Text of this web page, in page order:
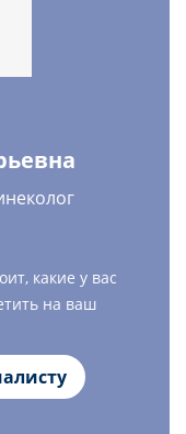
какие у вас
на ваш